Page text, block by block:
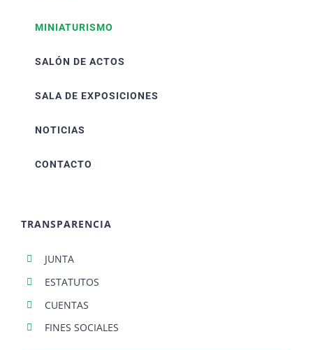
MINIATURISMO
SALÓN DE ACTOS
SALA DE EXPOSICIONES
NOTICIAS
CONTACTO
TRANSPARENCIA
JUNTA
ESTATUTOS
CUENTAS
FINES SOCIALES